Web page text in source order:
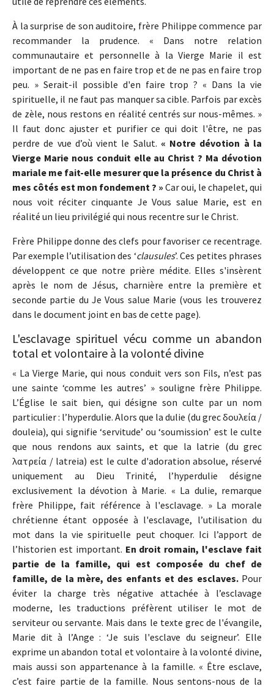
À la surprise de son auditoire, frère Philippe commence par
recommander la prudence. « Dans notre relation
communautaire et personnelle à la Vierge Marie il est
important de ne pas en faire trop et de ne pas en faire trop
peu. » Serait-il possible d'en faire trop ? « Dans la vie
spirituelle, il ne faut pas manquer sa cible. Parfois par excès
de zèle, nous restons en réalité centrés sur nous-mêmes. »
Il faut donc ajuster et purifier ce qui doit l'être, ne pas
perdre de vue d’où vient le Salut. « Notre dévotion à la
Vierge Marie nous conduit elle au Christ ? Ma dévotion
mariale me fait-elle mesurer que la présence du Christ à
mes côtés est mon fondement ? » Car oui, le chapelet, qui
nous voit réciter cinquante Je Vous salue Marie, est en
réalité un lieu privilégié qui nous recentre sur le Christ.
Frère Philippe donne des clefs pour favoriser ce recentrage.
Par exemple l’utilisation des ‘clausules’. Ces petites phrases
développent ce que notre prière médite. Elles s'insèrent
après le nom de Jésus, charnière entre la première et
seconde partie du Je Vous salue Marie (vous les trouverez
dans le document joint en bas de cette page).
L'esclavage spirituel vécu comme un abandon
total et volontaire à la volonté divine
« La Vierge Marie, qui nous conduit vers son Fils, n’est pas
une sainte ‘comme les autres’ » souligne frère Philippe.
L’Église le sait bien, qui désigne son culte par un nom
particulier : l’hyperdulie. Alors que la dulie (du grec δουλεία /
douleia), qui signifie ‘servitude’ ou ‘soumission’ est le culte
que nous rendons aux saints, et que la latrie (du grec
λατρεία / latreia) est le culte d'adoration absolue, réservé
uniquement au Dieu Trinité, l’hyperdulie désigne
exclusivement la dévotion à Marie. « La dulie, remarque
frère Philippe, fait référence à l'esclavage. » La morale
chrétienne étant opposée à l'esclavage, l’utilisation du
mot dans la vie spirituelle peut choquer. Ici l’apport de
l’historien est important. En droit romain, l'esclave fait
partie de la famille, qui est composée du chef de
famille, de la mère, des enfants et des esclaves. Pour
éviter la charge très négative attachée à l’esclavage
moderne, les traductions préfèrent utiliser le mot de
serviteur ou servante. Mais dans le texte grec de l'évangile,
Marie dit à l’Ange : ‘Je suis l'esclave du seigneur’. Elle
exprime un abandon total et volontaire à la volonté divine,
mais aussi son appartenance à la famille. « Être esclave,
c’est faire partie de la famille. Nous sentons-nous de la